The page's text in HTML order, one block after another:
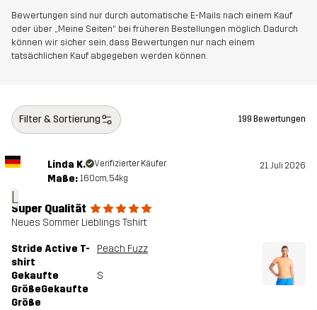
Bewertungen sind nur durch automatische E-Mails nach einem Kauf
oder über „Meine Seiten“ bei früheren Bestellungen möglich. Dadurch
können wir sicher sein, dass Bewertungen nur nach einem
tatsächlichen Kauf abgegeben werden können.
Filter & Sortierung 199 Bewertungen
L
Linda K. Verifizierter Käufer 21. Juli 2026
Maße: 160cm, 54kg
Super Qualität
Neues Sommer Lieblings Tshirt
Stride Active T-
shirt
Peach Fuzz
Gekaufte
GrößeGekaufte
Größe
S